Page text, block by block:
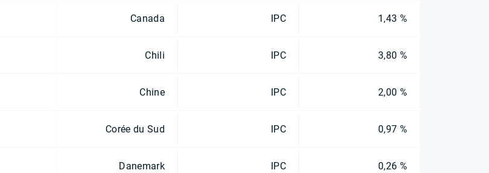
Canada IPC 1,43 %
Chili IPC 3,80 %
Chine IPC 2,00 %
Corée du Sud IPC 0,97 %
Danemark IPC 0,26 %